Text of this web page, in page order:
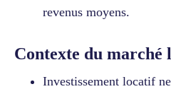
revenus moyens.
Contexte du marché
Investissement locatif